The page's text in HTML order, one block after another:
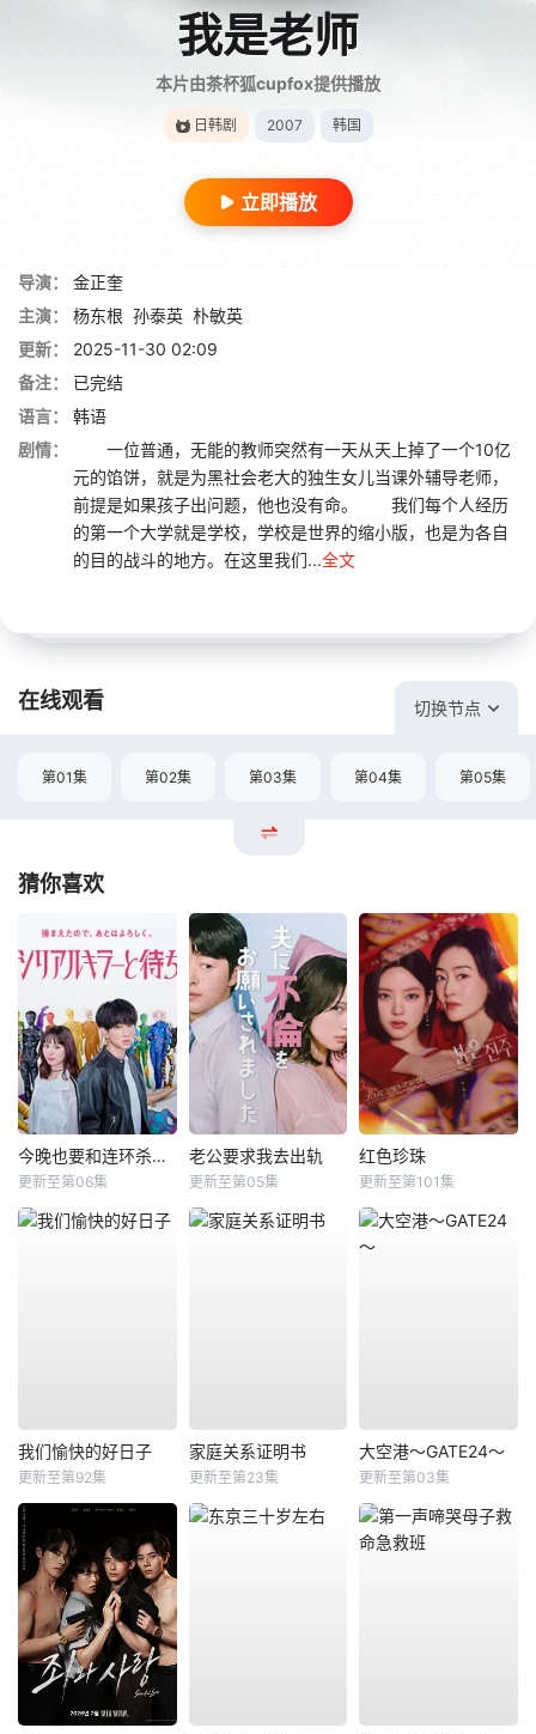
我是老师
本片由茶杯狐cupfox提供播放
日韩剧 2007 韩国
立即播放
导演：
金正奎
主演：
杨东根 孙泰英 朴敏英
更新：
2025-11-30 02:09
备注：
已完结
语言：
韩语
剧情：
一位普通，无能的教师突然有一天从天上掉了一个10亿
元的馅饼，就是为黑社会老大的独生女儿当课外辅导老师，
前提是如果孩子出问题，他也没有命。 我们每个人经历
的第一个大学就是学校，学校是世界的缩小版，也是为各自
的目的战斗的地方。在这里我们...全文
在线观看 切换节点
第01集 第02集 第03集 第04集 第05集
猜你喜欢
今晚也要和连环杀手约会
更新至第06集
老公要求我去出轨
更新至第05集
红色珍珠
更新至第101集
我们愉快的好日子
更新至第92集
家庭关系证明书
更新至第23集
大空港～GATE24～
更新至第03集